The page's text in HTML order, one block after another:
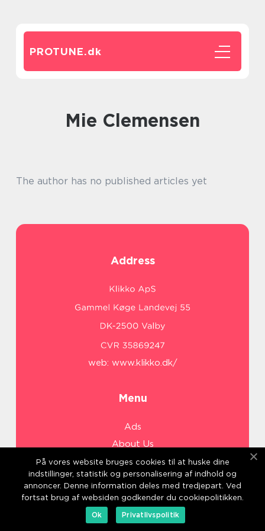
PROTUNE.dk
Mie Clemensen
The author has no published articles yet
Address
web: www.klikko.dk/
Menu
Ads
About Us
Cookies
Contact
Sitemap
På vores website bruges cookies til at huske dine
indstillinger, statistik og personalisering af indhold og
annoncer. Denne information deles med tredjepart. Ved
fortsat brug af websiden godkender du cookiepolitikken.
Ok
Privatlivspolitik